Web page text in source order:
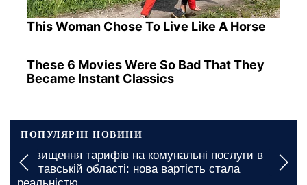
This Woman Chose To Live Like A Horse
These 6 Movies Were So Bad That They
Became Instant Classics
ПОПУЛЯРНІ НОВИНИ
тарифів на комунальні послуги в
області: нова вартість стала
Грошова
документи